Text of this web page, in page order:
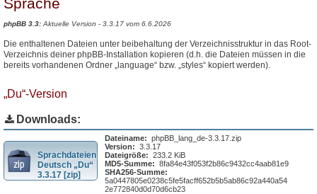
Sprache
phpBB 3.3:Aktuelle Version - 3.3.17 vom 6.6.2026
Die enthaltenen Dateien unter beibehaltung der Verzeichnisstruktur in das Root-
Verzeichnis deiner phpBB-Installation kopieren (d.h. die Dateien müssen in die
bereits vorhandenen Ordner „language“ bzw. „styles“ kopiert werden).
„Du“-Version
Downloads:
Sprachdateien
Deutsch „Du“
3.3.17 [zip]
Dateiname: phpBB_lang_de-3.3.17.zip
Version: 3.3.17
Dateigröße: 233.2 KiB
MD5-Summe: 8fa84e43f053f2b86c9432cc4aab81e9
SHA256-Summe:
5a0447805e0238c5fe5facff652b5b5ab86c92a440a54
2e772840d0d70d6cb23